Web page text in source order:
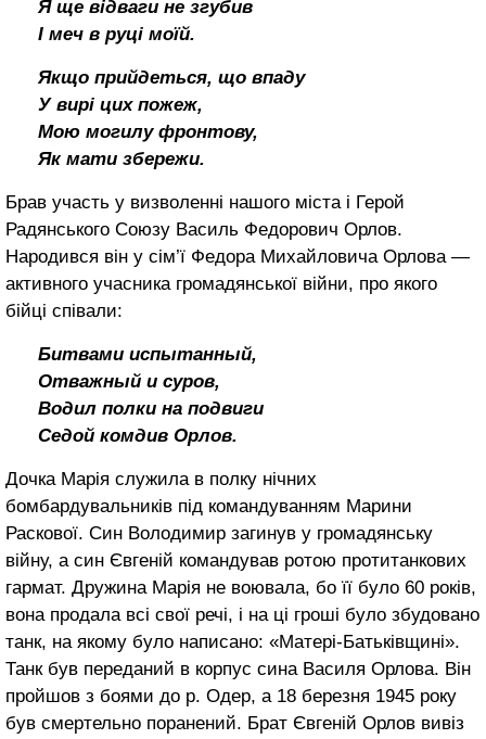
Я ще відваги не згубив
І меч в руці моїй.
Якщо прийдеться, що впаду
У вирі цих пожеж,
Мою могилу фронтову,
Як мати збережи.
Брав участь у визволенні нашого міста і Герой
Радянського Союзу Василь Федо­рович Орлов.
Народився він у сім’ї Фе­дора Михайловича Орлова —
активного учасника громадянської війни, про якого
бійці співали:
Битвами испытанный,
Отважный и суров,
Водил полки на подвиги
Седой комдив Орлов.
Дочка Марія служила в полку нічних
бомбардувальників під командуванням Марини
Раскової. Син Володимир заги­нув у громадянську
війну, а син Євгеній командував ротою протитанкових
гармат. Дружина Марія не воювала, бо її було 60 років,
вона продала всі свої речі, і на ці гроші було збудовано
танк, на якому було написано: «Матері-Батьківщині».
Танк був переданий в корпус сина Василя Орлова. Він
пройшов з боями до р. Одер, а 18 бе­резня 1945 року
був смертельно поране­ний. Брат Євгеній Орлов вивіз